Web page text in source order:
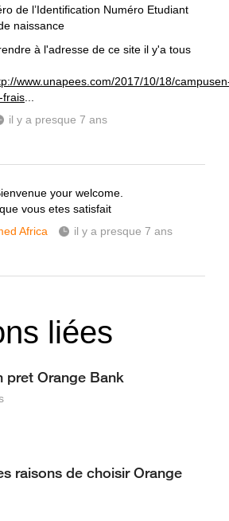
de l’Identification Numéro Etudiant
naissance
à l'adresse de ce site il y'a tous
www.unapees.com/2017/10/18/
frais
il y a presque 7 ans
your welcome.
vous etes satisfait
Africa
il y a presque 7 ans
liées
pret Orange Bank
raisons de choisir Orange